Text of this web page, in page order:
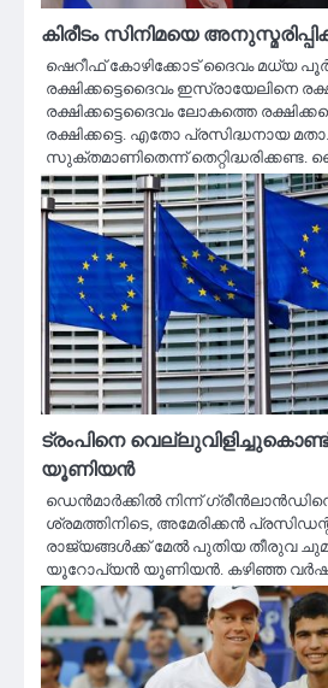
കിരീടം സിനിമയെ
ഷെറീഫ് കോഴിക്കോട് ദൈവം മധ്യ
രക്ഷിക്കട്ടെദൈവം ഇസ്രായേലിനെ
രക്ഷിക്കട്ടെദൈവം ലോകത്തെ
രക്ഷിക്കട്ടെ. എതോ പ്രസിദ്ധനായ
സുക്തമാണിതെന്ന് തെറ്റിദ്ധരിക്കണ്ട.
ട്രംപിനെ
യൂണിയൻ
ഡെൻമാർക്കിൽ നിന്ന്
ശ്രമത്തിനിടെ, അമേരിക്കൻ
രാജ്യങ്ങൾക്ക് മേൽ പുതിയ തീരുവ
യൂറോപ്യൻ യൂണിയൻ. കഴിഞ്ഞ